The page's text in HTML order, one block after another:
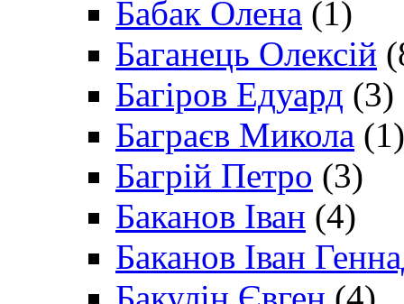
Бабак Олена (1)
Баганець Олексій
Багіров Едуард (3)
Баграєв Микола (1)
Багрій Петро (3)
Баканов Іван (4)
Баканов Іван